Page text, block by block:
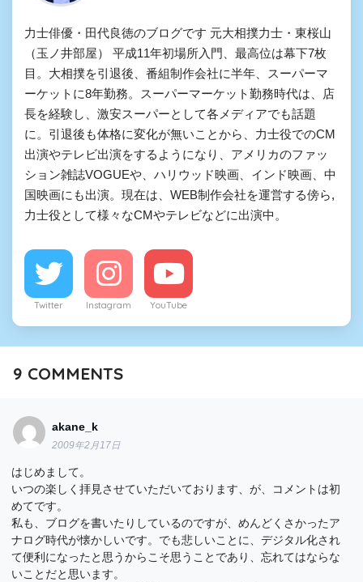
力士俳優・田代良徳のブログです 元大相撲力士・東桜山
（玉ノ井部屋） 平成11年初場所入門、最高位は幕下7枚
目。大相撲を引退後、番組制作会社に半年、スーパーマ
ーケットに8年勤務。スーパーマーケット勤務時代は、店
長を経験し、激安スーパーとして各メディアでも話題
に。引退後も体格に変化が無いことから、力士役でのCM
出演やテレビ出演をするようになり、アメリカのファッ
ション雑誌VOGUEや、ハリウッド映画、インド映画、中
国映画にも出演。現在は、WEB制作会社を運営する傍ら,
力士役として様々なCMやテレビなどに出演中。
Twitter Instagram YouTube
9 COMMENTS
akane_k
2009年2月17日
はじめまして。
いつの楽しく拝見させていただいております、が、コメントは初
めてです。
私も、ブログを書いたりしているのですが、めんどくさかったア
ナログ時代が懐かしいです。でも悲しいことに、デジタル化され
て便利になったと思うからこそ思うことであり、忘れてはならな
いことだと思います。